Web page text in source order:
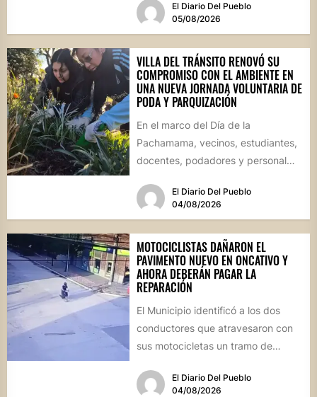
El Diario Del Pueblo
05/08/2026
VILLA DEL TRÁNSITO RENOVÓ SU
COMPROMISO CON EL AMBIENTE EN
UNA NUEVA JORNADA VOLUNTARIA DE
PODA Y PARQUIZACIÓN
En el marco del Día de la
Pachamama, vecinos, estudiantes,
docentes, podadores y personal
de...
El Diario Del Pueblo
04/08/2026
MOTOCICLISTAS DAÑARON EL
PAVIMENTO NUEVO EN ONCATIVO Y
AHORA DEBERÁN PAGAR LA
REPARACIÓN
El Municipio identificó a los dos
conductores que atravesaron con
sus motocicletas un tramo de
calle...
El Diario Del Pueblo
04/08/2026